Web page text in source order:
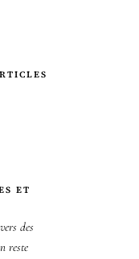
ET
des
reste